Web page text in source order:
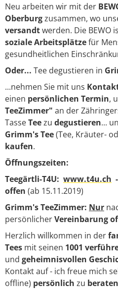
Neu arbeiten wir mit der
Oberburgzusammen, wo
versandtwerden. Die BEWO
soziale Arbeitsplätzefür
gesundheitlichen
Oder... Tee degustieren in
...nehmen Sie mit uns
einen persönlichen Termin,
TeeZimmer" an der
TasseTeezu degustieren...
Grimm's Tee(Tee, Kräuter-
kaufen.
Öffnungszeiten:
Teegärtli-T4U: www.t4u.ch
offen (ab 15.11.2019)
Grimm's TeeZimmer: Nur
persönlicherVereinbarung
Herzlich willkommen in der
Tees mit seinen 1001
und geheimnisvollen
Kontakt auf - ich freue mich
offline) persönlich zu beraten